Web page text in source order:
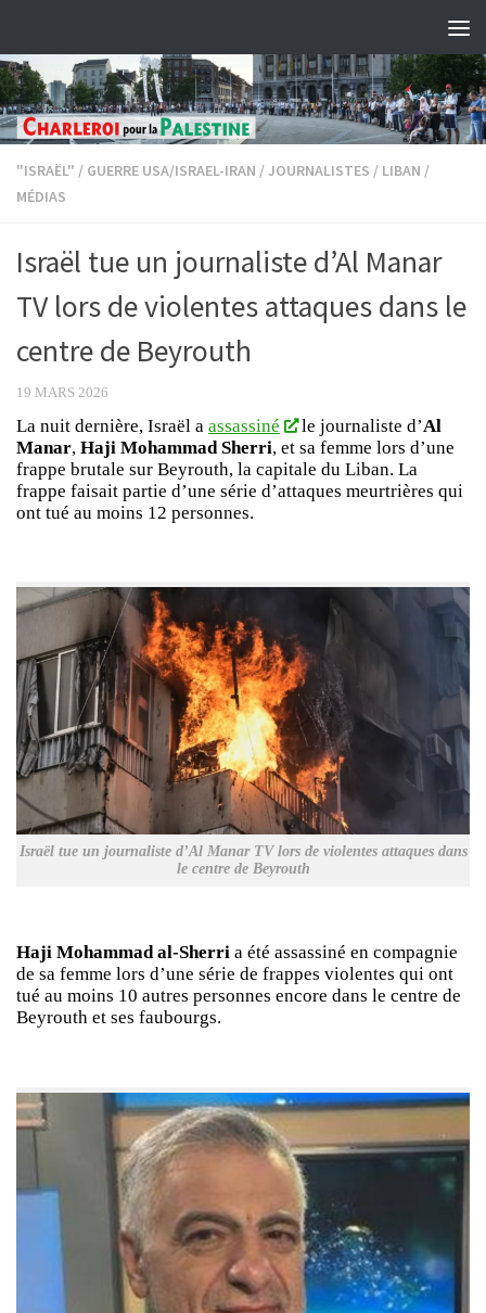
"ISRAËL" / GUERRE USA/ISRAEL-IRAN /JOURNALISTES / LIBAN /
MÉDIAS
Israël tue un journaliste d’Al Manar
TV lors de violentes attaques dans le
centre de Beyrouth
19 MARS 2026
La nuit dernière, Israël a assassiné le journaliste d’Al
Manar, Haji Mohammad Sherri, et sa femme lors d’une
frappe brutale sur Beyrouth, la capitale du Liban. La
frappe faisait partie d’une série d’attaques meurtrières qui
ont tué au moins 12 personnes.
Israël tue un journaliste d’Al Manar TV lors de violentes attaques dans
le centre de Beyrouth
Haji Mohammad al-Sherri a été assassiné en compagnie
de sa femme lors d’une série de frappes violentes qui ont
tué au moins 10 autres personnes encore dans le centre de
Beyrouth et ses faubourgs.